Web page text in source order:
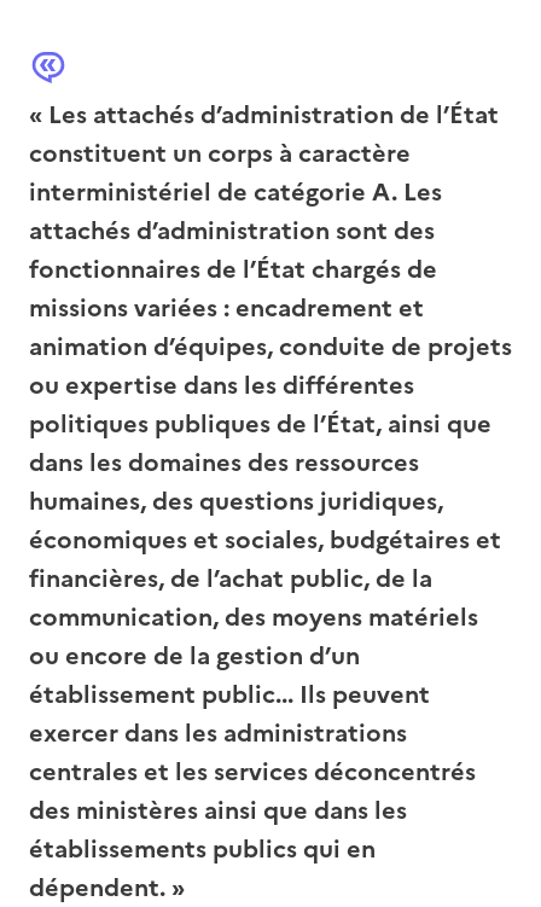
« Les attachés d’administration de l’État
constituent un corps à caractère
interministériel de catégorie A. Les
attachés d’administration sont des
fonctionnaires de l’État chargés de
missions variées : encadrement et
animation d’équipes, conduite de projets
ou expertise dans les différentes
politiques publiques de l’État, ainsi que
dans les domaines des ressources
humaines, des questions juridiques,
économiques et sociales, budgétaires et
financières, de l’achat public, de la
communication, des moyens matériels
ou encore de la gestion d’un
établissement public... Ils peuvent
exercer dans les administrations
centrales et les services déconcentrés
des ministères ainsi que dans les
établissements publics qui en
dépendent. »